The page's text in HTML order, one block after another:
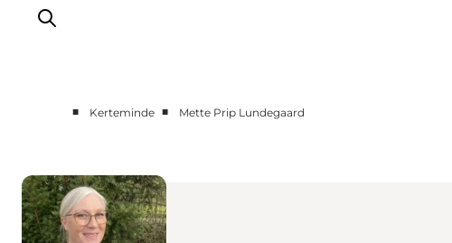
Aktiviteter
Spis godt
Sov godt
■ Kerteminde ■ Mette Prip Lundegaard